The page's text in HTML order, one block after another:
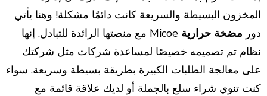
حل
الدعم والخدمات
مركز الإعلام
اتصل بنا
المخزون البسيطة والسريعة كانت دائمًا مشكلة! وهنا يأتي
دور مضخة حرارية
Micoe مع منصتها الرائدة للتبادل. إنها
نظام تم تصميمه خصيصًا لمساعدة شركات مثل شركتك
على معالجة الطلبات الكبيرة بطريقة بسيطة وسريعة. سواء
كنت تنوي شراء سلع بالجملة أو لديك علاقة قائمة مع